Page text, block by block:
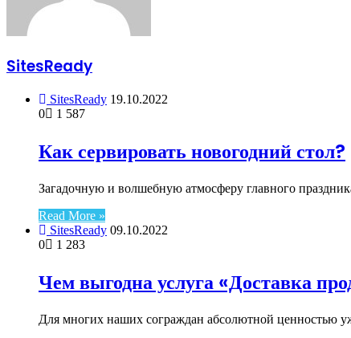
SitesReady
SitesReady 19.10.2022
0
1 587
Как сервировать новогодний стол?
Загадочную и волшебную атмосферу главного
Read More »
SitesReady 09.10.2022
0
1 283
Чем выгодна услуга «Доставка
Для многих наших сограждан абсолютной ценностью